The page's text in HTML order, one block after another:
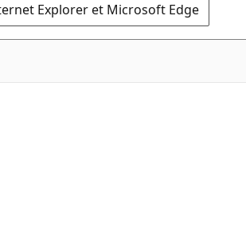
Explorer et Microsoft Edge